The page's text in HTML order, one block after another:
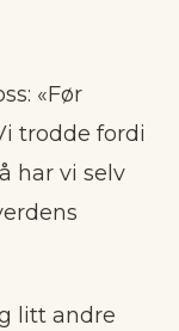
«Før
trodde fordi
har vi selv
litt andre